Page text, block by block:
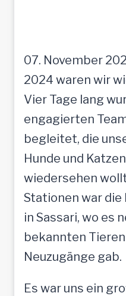
07. November
2024 waren wir
Vier Tage lang
engagierten
begleitet, die
Hunde und
wiedersehen
Stationen war die
in Sassari, wo es
bekannten
Neuzugänge gab.
Es war uns ein